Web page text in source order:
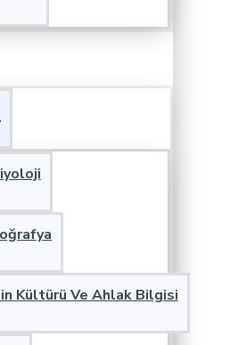
Kültürü Ve Ahlak Bilgisi